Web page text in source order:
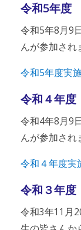
令和5年度
令和5年8月9
んが参加され
令和5年度実
令和４年度
令和4年8月9
んが参加され
令和４年度実
令和３年度
令和3年11月